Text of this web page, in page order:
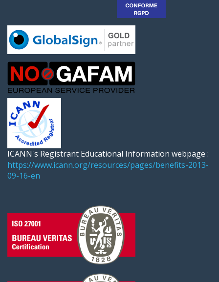
ICANN's Registrant Educational Information webpage :
https://www.icann.org/resources/pages/benefits-2013-
09-16-en